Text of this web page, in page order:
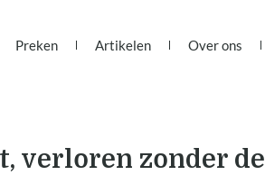
Preken Artikelen Over ons
verloren zonder de